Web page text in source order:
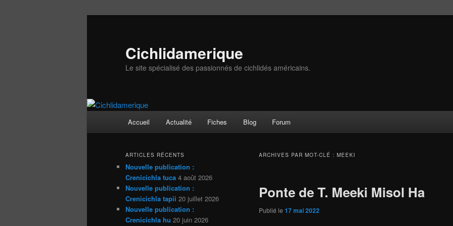
Cichlidamerique
Le site spécialisé des passionnés de cichlidés américains.
Accueil Actualité Fiches Blog Forum
ARCHIVES PAR MOT-CLÉ : MEEKI
Ponte de T. Meeki Misol Ha
Publié le 17 mai 2022
ARTICLES RÉCENTS
Nouvelle publication :
Crenicichla tuca 4 août 2026
Nouvelle publication :
Crenicichla tapii 20 juillet 2026
Nouvelle publication :
Crenicichla hu 20 juin 2026